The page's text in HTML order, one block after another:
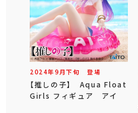
2024年9 月下旬 登場
【推しの子】 Aqua Float
Girls フィギュア アイ